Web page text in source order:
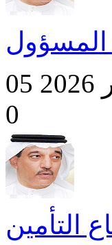
المسؤول
0
التأمين